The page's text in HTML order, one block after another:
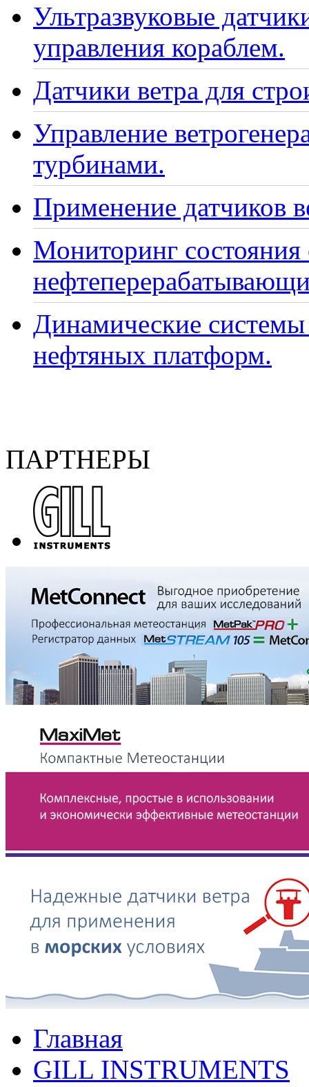
Ультразвуковые
управления кораблем.
Датчики ветра для
Управление
турбинами.
Применение датчиков
Мониторинг
Динамические
нефтяных платформ.
ПАРТНЕРЫ
Главная
GILL INSTRUMENTS